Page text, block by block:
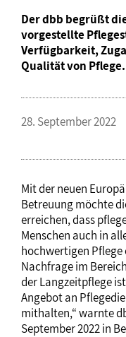
Der dbb begrüßt
vorgestellte
Verfügbarkeit,
Qualität von Pflege.
28. September 2022
Mit der neuen
Betreuung möchte
erreichen, dass
Menschen auch in
hochwertigen Pflege
Nachfrage im
der Langzeitpflege
Angebot an
mithalten,“ warnte
September 2022 in